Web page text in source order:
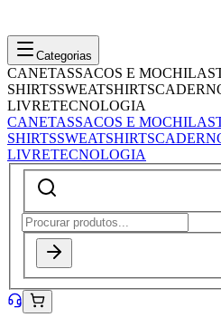
Categorias
CANETASSACOS E MOCHILAS
SHIRTSSWEATSHIRTS
LIVRETECNOLOGIA
CANETASSACOS E MOCHILAS
SHIRTSSWEATSHIRTS
LIVRETECNOLOGIA